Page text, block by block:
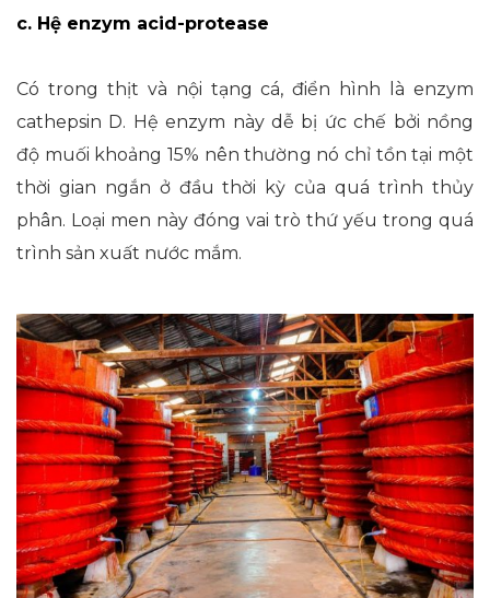
c. Hệ enzym acid-protease
Có trong thịt và nội tạng cá, điển hình là enzym
cathepsin D. Hệ enzym này dễ bị ức chế bởi nồng
độ muối khoảng 15% nên thường nó chỉ tồn tại một
thời gian ngắn ở đầu thời kỳ của quá trình thủy
phân. Loại men này đóng vai trò thứ yếu trong quá
trình sản xuất nước mắm.